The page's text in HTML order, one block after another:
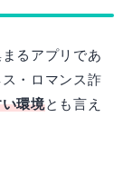
るアプリであ
・ロマンス詐
環境とも言え